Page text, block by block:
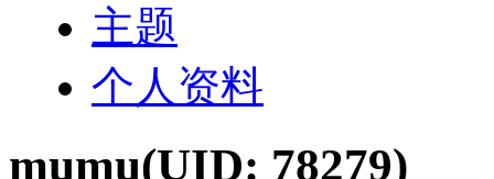
主题
个人资料
mumu(UID: 78279)